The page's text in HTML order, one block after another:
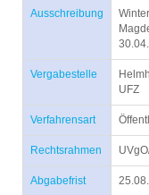
Ausschreibung
Vergabestelle
UFZ
Verfahrensart
Rechtsrahmen
Abgabefrist